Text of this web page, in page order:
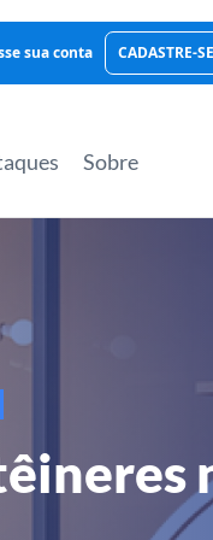
sua conta CADASTRE-SE
Sobre